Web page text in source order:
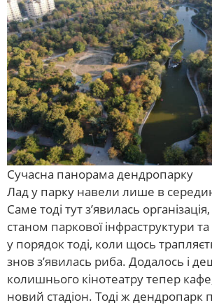
Сучасна панорама дендропарку
Лад у парку навели лише в
Саме тоді тут з’явилась
станом паркової інфраструктури
у порядок тоді, коли щось
знов з’явилась риба. Додалось і
колишнього кінотеатру тепер
новий стадіон. Тоді ж